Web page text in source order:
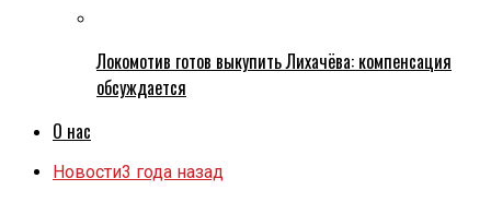
Локомотив готов выкупить Лихачёва: компенсация
обсуждается
О нас
Новости3 года назад